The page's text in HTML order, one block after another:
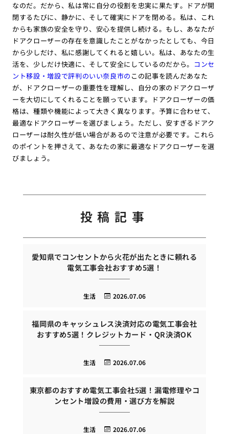
なのだ。だから、私は常に自分の役割を忠実に果たす。ドアが開
閉するたびに、静かに、そして確実にドアを閉める。私は、これ
からも家族の安全を守り、安心を提供し続ける。もし、あなたが
ドアクローザーの存在を意識したことがなかったとしても、今日
から少しだけ、私に感謝してくれると嬉しい。私は、あなたの生
活を、少しだけ快適に、そして安全にしているのだから。 コンセ
ント移設・増設で評判のいい奈良市の この記事を読んだあなた
が、ドアクローザーの重要性を理解し、自分の家のドアクローザ
ーを大切にしてくれることを願っています。ドアクローザーの価
格は、種類や機能によって大きく異なります。予算に合わせて、
最適なドアクローザーを選びましょう。ただし、安すぎるドアク
ローザーは耐久性が低い場合があるので注意が必要です。これら
のポイントを押さえて、あなたの家に最適なドアクローザーを選
びましょう。
投稿記事
愛知県でコンセントから火花が出たときに頼れる
電気工事会社おすすめ5選！
2026.07.06
生活
福岡県のキャッシュレス決済対応の電気工事会社
おすすめ5選！クレジットカード・QR決済OK
2026.07.06
生活
東京都のおすすめ電気工事会社5選！漏電修理やコ
ンセント増設の費用・選び方を解説
2026.07.06
生活